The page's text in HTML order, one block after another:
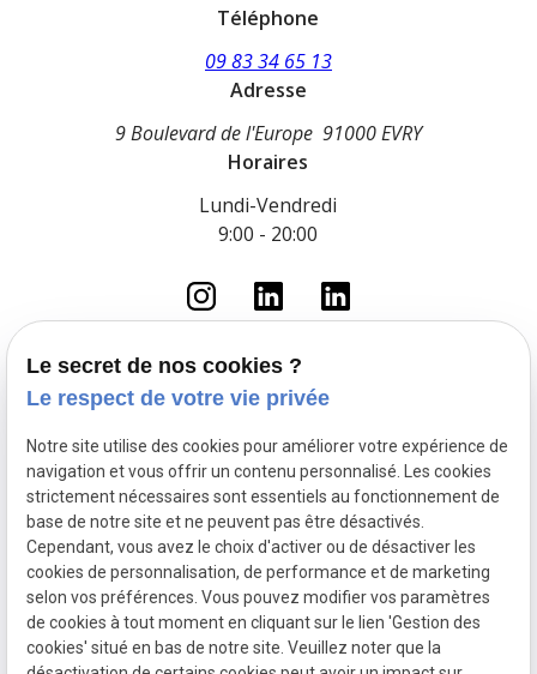
Téléphone
09 83 34 65 13
Adresse
9 Boulevard de l'Europe 91000 EVRY
Horaires
Lundi-Vendredi
9:00 - 20:00
Accueil
Le cabinet
Droit du travail
Fonction Publique
Droit pénal routier
Droit pénal
Actualités
Mentions légales
Politique de confidentialité
Le secret de nos cookies ?
Le respect de votre vie privée
Notre site utilise des cookies pour améliorer votre expérience de
navigation et vous offrir un contenu personnalisé. Les cookies
strictement nécessaires sont essentiels au fonctionnement de
base de notre site et ne peuvent pas être désactivés.
Cependant, vous avez le choix d'activer ou de désactiver les
cookies de personnalisation, de performance et de marketing
selon vos préférences. Vous pouvez modifier vos paramètres
de cookies à tout moment en cliquant sur le lien 'Gestion des
cookies' situé en bas de notre site. Veuillez noter que la